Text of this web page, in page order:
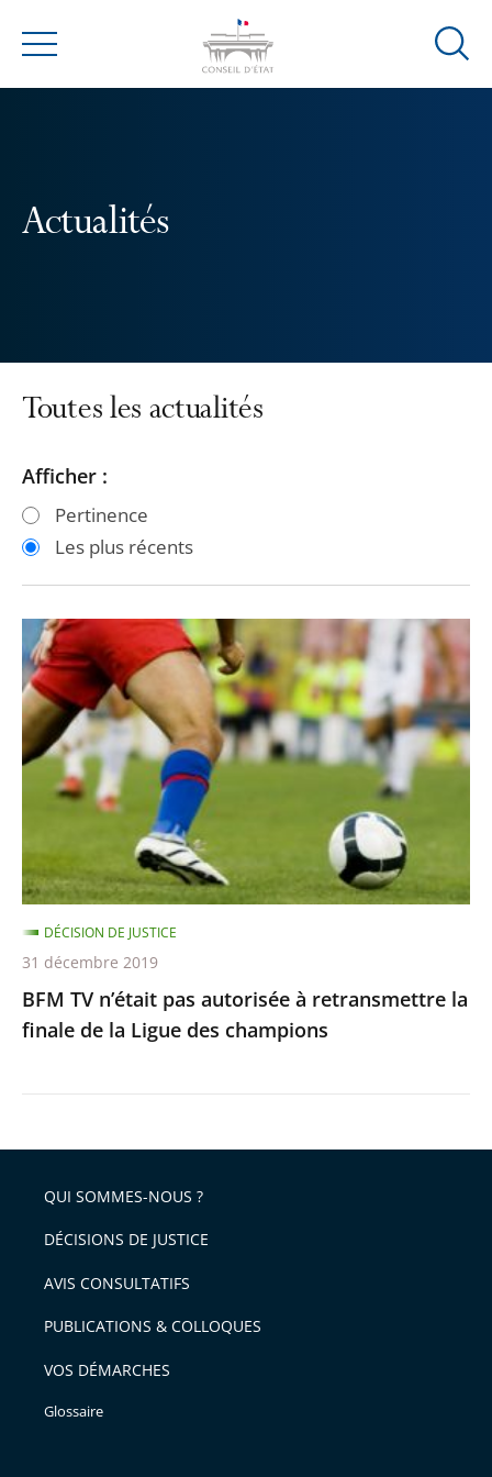
Menu
Ouvrir
Actualités
Toutes les actualités
Passer
les
filtres
après
Passer
les
filtres
avant
Afficher :
Pertinence
Les plus récents
BFM
TV
n’était
pas
autorisée
retransmettre
la
finale
de
la
Ligue
des
champions
BFM TV n’était pas autorisée à retransmettre la
finale de la Ligue des champions
DÉCISION DE JUSTICE
31 décembre 2019
QUI SOMMES-NOUS ?
DÉCISIONS DE JUSTICE
AVIS CONSULTATIFS
PUBLICATIONS & COLLOQUES
VOS DÉMARCHES
Glossaire